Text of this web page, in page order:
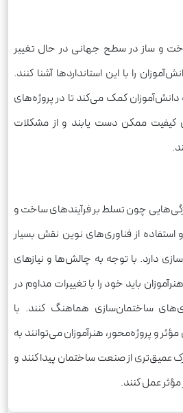
و ساز در سطح جهانی در حال تغییر
را با این استانداردها آشنا کنند.
دانش‌آموزان کمک می‌کند تا در پروژه‌های
کیفیت ممکن دست یابند و از مشکلات
1 آرسا با ویژگی‌هایی چون تسلط بر فرآیندهای ساخت و
استفاده از فناوری‌های نوین نقش بسیار
دارد. با توجه به چالش‌ها و نیازهای
باید خود را با تغییرات مداوم در
ساختمان‌سازی هماهنگ کنند. با
و پروژه‌محور، هنرآموزان می‌توانند به
عمیق‌تری از صنعت ساختمان پیدا کنند و
عمل کنند.